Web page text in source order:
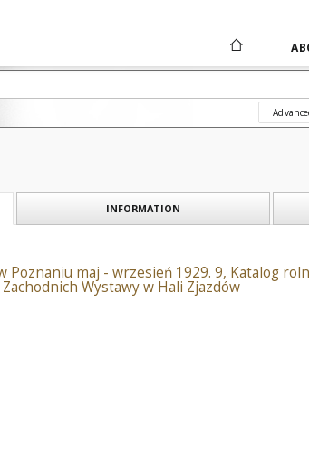
INFORMATION
Poznaniu maj - wrzesień 1929. 9, Katalog
Wystawy w Hali Zjazdów